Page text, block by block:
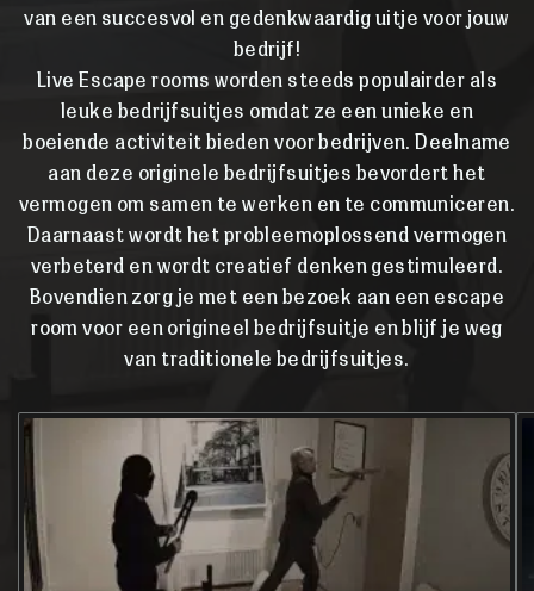
van een succesvol en gedenkwaardig uitje voor jouw
bedrijf!
Live Escape rooms worden steeds populairder als
leuke bedrijfsuitjes omdat ze een unieke en
boeiende activiteit bieden voor bedrijven. Deelname
aan deze originele bedrijfsuitjes bevordert het
vermogen om samen te werken en te communiceren.
Daarnaast wordt het probleemoplossend vermogen
verbeterd en wordt creatief denken gestimuleerd.
Bovendien zorg je met een bezoek aan een escape
room voor een origineel bedrijfsuitje en blijf je weg
van traditionele bedrijfsuitjes.